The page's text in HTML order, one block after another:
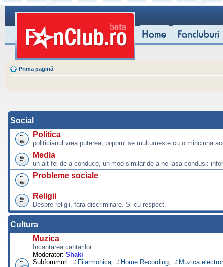
Prima pagină
Social
Politica
politicianul vrea puterea, poporul se multumeste cu o minciuna
Media
un alt fel de a conduce, un mod similar de a ne lasa condusi:
Probleme sociale
Religii
Despre religii, fara discriminare. Si cu respect.
Cultura
Muzica
Incantarea cantarilor
Moderator: Shaki
Subforumuri:
Filarmonica Home Recording
Muzica